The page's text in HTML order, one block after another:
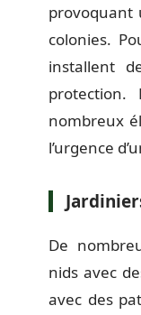
provoquant
colonies.
installent
protection.
nombreux
l’urgence
De
nids avec
avec des